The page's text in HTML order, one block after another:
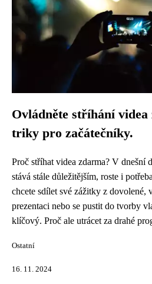
Ovládněte stříhání
triky pro začátečníky.
Proč stříhat videa zdarma? V dnešní
stává stále důležitějším, roste i
chcete sdílet své zážitky z dovolené,
prezentaci nebo se pustit do tvorby
klíčový. Proč ale utrácet za drahé
Ostatní
16. 11. 2024